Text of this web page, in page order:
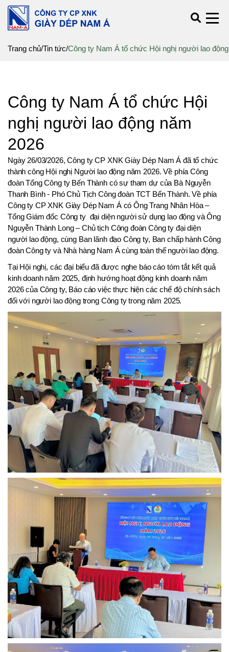
Trang chủ/Tin tức/Công ty Nam Á tổ chức Hội nghị người lao
Công ty Nam Á tổ chức Hội
nghị người lao động năm
2026
Ngày 26/03/2026, Công ty CP XNK Giày Dép Nam Á đã tổ chức
thành công Hội nghị Người lao động năm 2026. Về phía Công
đoàn Tổng Công ty Bến Thành có sự tham dự của Bà Nguyễn
Thanh Bình - Phó Chủ Tịch Công đoàn TCT Bến Thành. Về phía
Công ty CP XNK Giày Dép Nam Á có Ông Trang Nhân Hòa –
Tổng Giám đốc Công ty đại diện người sử dụng lao động và Ông
Nguyễn Thành Long – Chủ tịch Công đoàn Công ty đại diện
người lao động, cùng Ban lãnh đạo Công ty, Ban chấp hành Công
đoàn Công ty và Nhà hàng Nam Á cùng toàn thể người lao động.
Tại Hội nghị, các đại biểu đã được nghe báo cáo tóm tắt kết quả
kinh doanh năm 2025, định hướng hoạt động kinh doanh năm
2026 của Công ty, Báo cáo việc thực hiện các chế độ chính sách
đối với người lao động trong Công ty trong năm 2025.